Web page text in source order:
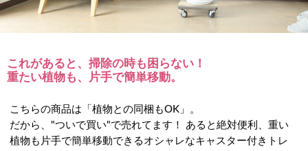
これがあると、掃除の時も困らない！
重たい植物も、片手で簡単移動。
こちらの商品は「植物との同梱もOK」。
だから、"ついで買い"で売れてます！ あると絶対便利、重い
植物も片手で簡単移動できるオシャレなキャスター付きトレ